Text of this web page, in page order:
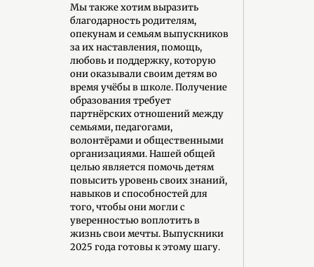
Мы также хотим выразить
благодарность родителям,
опекунам и семьям выпускников
за их наставления, помощь,
любовь и поддержку, которую
они оказывали своим детям во
время учёбы в школе. Получение
образования требует
партнёрских отношений между
семьями, педагогами,
волонтёрами и общественными
организациями. Нашей общей
целью является помочь детям
повысить уровень своих знаний,
навыков и способностей для
того, чтобы они могли с
уверенностью воплотить в
жизнь свои мечты. Выпускники
2025 года готовы к этому шагу.